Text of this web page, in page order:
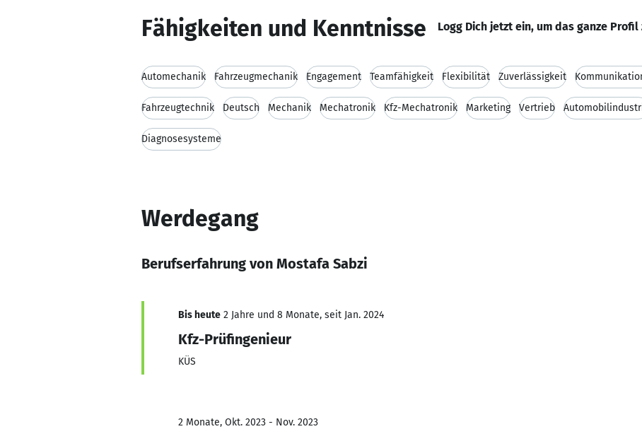
Fähigkeiten und Kenntnisse Logg Dich jetzt ein, um das ganze Profil
Automechanik Fahrzeugmechanik Engagement Teamfähigkeit Flexibilität Zuverlässigkeit
Fahrzeugtechnik Deutsch Mechanik Mechatronik Kfz-Mechatronik Marketing Vertrieb
Diagnosesysteme
Werdegang
Berufserfahrung von Mostafa Sabzi
Bis heute 2 Jahre und 8 Monate, seit Jan. 2024
Kfz-Prüfingenieur
KÜS
2 Monate, Okt. 2023 - Nov. 2023